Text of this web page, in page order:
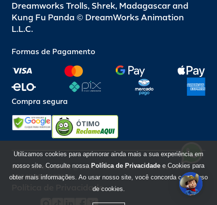
Dreamworks Trolls, Shrek, Madagascar and
Kung Fu Panda © DreamWorks Animation
L.L.C.
Formas de Pagamento
Compra segura
ÓTIMO
Beto Carrero World @ 2026 / Todos os direitos reservados
85.248.987/0001-10
Política de Privacidade
Utilizamos cookies para aprimorar ainda mais a sua experiência em
nosso site. Consulte nossa Política de Privacidade e Cookies para
obter mais informações. Ao usar nosso site, você concorda com o uso
de cookies.